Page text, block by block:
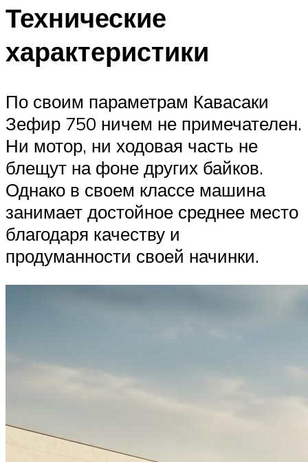
Технические
характеристики
По своим параметрам Кавасаки
Зефир 750 ничем не примечателен.
Ни мотор, ни ходовая часть не
блещут на фоне других байков.
Однако в своем классе машина
занимает достойное среднее место
благодаря качеству и
продуманности своей начинки.